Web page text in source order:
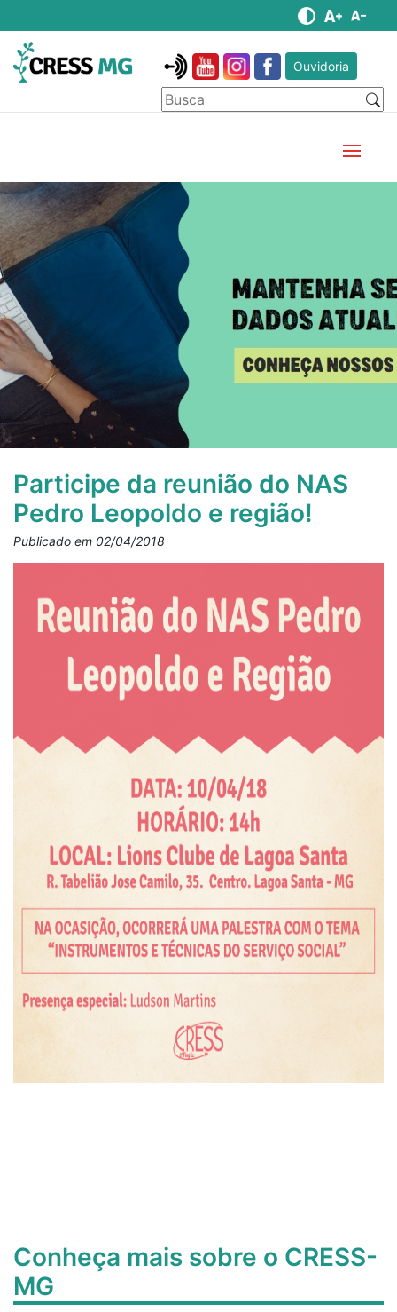
Ouvidoria
Participe da reunião do NAS
Pedro Leopoldo e região!
Publicado em 02/04/2018
Conheça mais sobre o CRESS-
MG